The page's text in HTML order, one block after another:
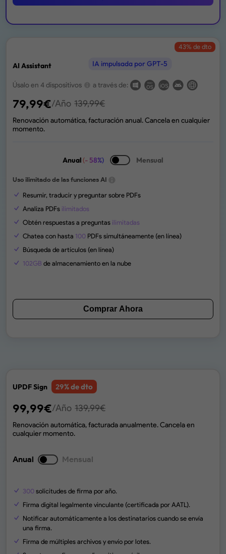
AI Assistant IA impulsada por GPT-5
43% de dto
Úsalo en 4 dispositivos a través de:
79,99€/Año 139,99€
Renovación automática, facturación anual. Cancela en cualquier
momento.
Anual(- 58%) Mensual
Uso ilimitado de las funciones AI
Resumir, traducir y preguntar sobre PDFs
Analiza PDFs ilimitados
Obtén respuestas a preguntas ilimitadas
Chatea con hasta 100 PDFs simultáneamente (en línea)
Búsqueda de artículos (en línea)
102GB de almacenamiento en la nube
Comprar Ahora
UPDF Sign 29% de dto
99,99€/Año 139,99€
Renovación automática, facturada anualmente. Cancela en
cualquier momento.
Anual Mensual
300 solicitudes de firma por año.
Firma digital legalmente vinculante (certificada por AATL).
Notificar automáticamente a los destinatarios cuando se envía
una firma.
Firma de múltiples archivos y envío por lotes.